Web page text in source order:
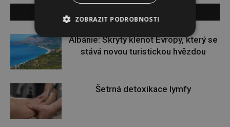
Albánie: Skrytý klenot Evropy, který se
stává novou turistickou hvězdou
Šetrná detoxikace lymfy
ZOBRAZIT PODROBNOSTI